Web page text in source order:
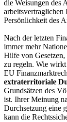
die Weisungen des
arbeitsvertraglichen
Persönlichkeit des
Nach der letzten
immer mehr
Hilfe von Gesetzen,
zu regeln. Wie
EU
extraterritoriale
Grundsätzen des
ist. Ihrer Meinung
Durchsetzung eine
kann die